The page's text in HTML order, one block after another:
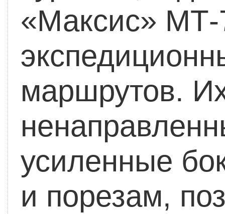
«Максис» МТ-
маршрутов.
усиленные
и порезам,